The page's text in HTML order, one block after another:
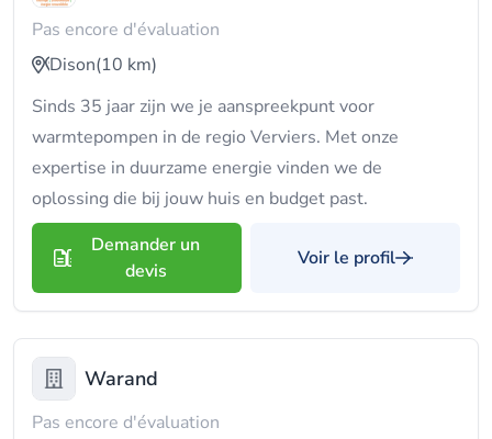
Pas encore d'évaluation
Dison(10 km)
Sinds 35 jaar zijn we je aanspreekpunt voor
warmtepompen in de regio Verviers. Met onze
expertise in duurzame energie vinden we de
oplossing die bij jouw huis en budget past.
Demander un
devis
Voir le profil
Warand
Pas encore d'évaluation